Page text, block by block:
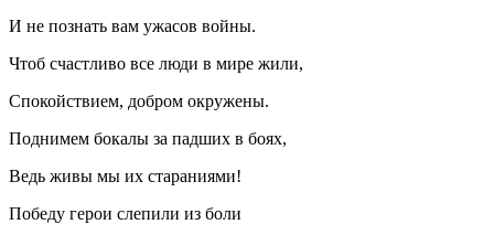
И не познать вам ужасов войны.
Чтоб счастливо все люди в мире жили,
Спокойствием, добром окружены.
Поднимем бокалы за падших в боях,
Ведь живы мы их стараниями!
Победу герои слепили из боли